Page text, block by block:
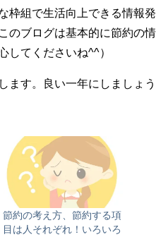
枠組で生活向上できる情報発
のブログは基本的に節約の情
してくださいね^^）
ます。良い一年にしましょう
節約の考え方、節約する項
目は人それぞれ！いろいろ